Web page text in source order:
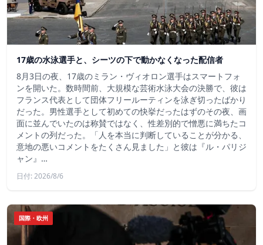
17歳の水泳選手と、シーツの下で動かなくなった配信者
8月3日の夜、17歳のミラン・ヴィオロン選手はスマートフォ
ンを開いた。数時間前、大規模な芸術水泳大会の決勝で、彼は
フランス代表として団体フリールーティンを泳ぎ切ったばかり
だった。男性選手として初めての快挙だったはずのその夜、画
面に並んでいたのは称賛ではなく、性差別的で憎悪に満ちたコ
メントの列だった。「人を本当に判断していることが分かる、
意地の悪いコメントをたくさん見ました」と彼は『ル・パリジ
ャン』…
日付: 2026/8/6
国際・欧州